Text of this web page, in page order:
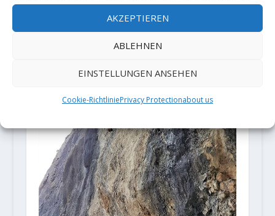
AKZEPTIEREN
ABLEHNEN
EINSTELLUNGEN ANSEHEN
Cookie-RichtliniePrivacy Protectionabout us